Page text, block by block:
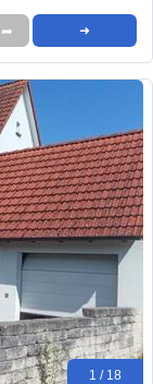
➦ ➜
1 / 18